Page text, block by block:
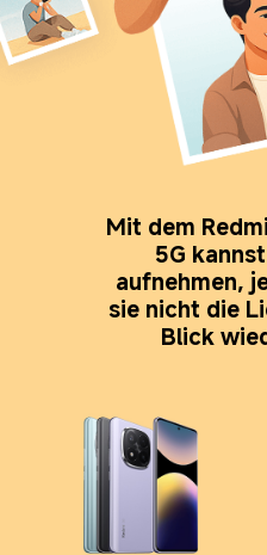
Mit dem
5G
aufnehmen,
sie nicht die
Blick